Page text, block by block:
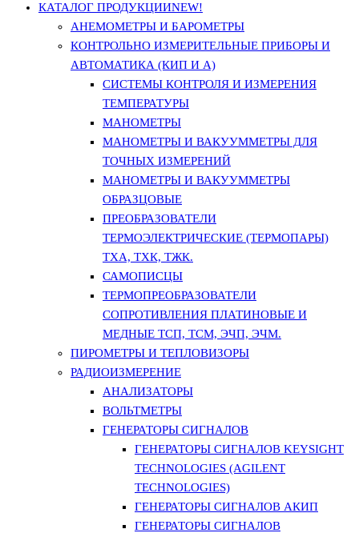
КАТАЛОГ ПРОДУКЦИИNEW!
АНЕМОМЕТРЫ И БАРОМЕТРЫ
КОНТРОЛЬНО ИЗМЕРИТЕЛЬНЫЕ ПРИБОРЫ И
АВТОМАТИКА (КИП И А)
СИСТЕМЫ КОНТРОЛЯ И ИЗМЕРЕНИЯ
ТЕМПЕРАТУРЫ
МАНОМЕТРЫ
МАНОМЕТРЫ И ВАКУУММЕТРЫ ДЛЯ
ТОЧНЫХ ИЗМЕРЕНИЙ
МАНОМЕТРЫ И ВАКУУММЕТРЫ
ОБРАЗЦОВЫЕ
ПРЕОБРАЗОВАТЕЛИ
ТЕРМОЭЛЕКТРИЧЕСКИЕ (ТЕРМОПАРЫ)
ТХА, ТХК, ТЖК.
САМОПИСЦЫ
ТЕРМОПРЕОБРАЗОВАТЕЛИ
СОПРОТИВЛЕНИЯ ПЛАТИНОВЫЕ И
МЕДНЫЕ ТСП, ТСМ, ЭЧП, ЭЧМ.
ПИРОМЕТРЫ И ТЕПЛОВИЗОРЫ
РАДИОИЗМЕРЕНИЕ
АНАЛИЗАТОРЫ
ВОЛЬТМЕТРЫ
ГЕНЕРАТОРЫ СИГНАЛОВ
ГЕНЕРАТОРЫ СИГНАЛОВ KEYSIGHT
TECHNOLOGIES (AGILENT
TECHNOLOGIES)
ГЕНЕРАТОРЫ СИГНАЛОВ АКИП
ГЕНЕРАТОРЫ СИГНАЛОВ